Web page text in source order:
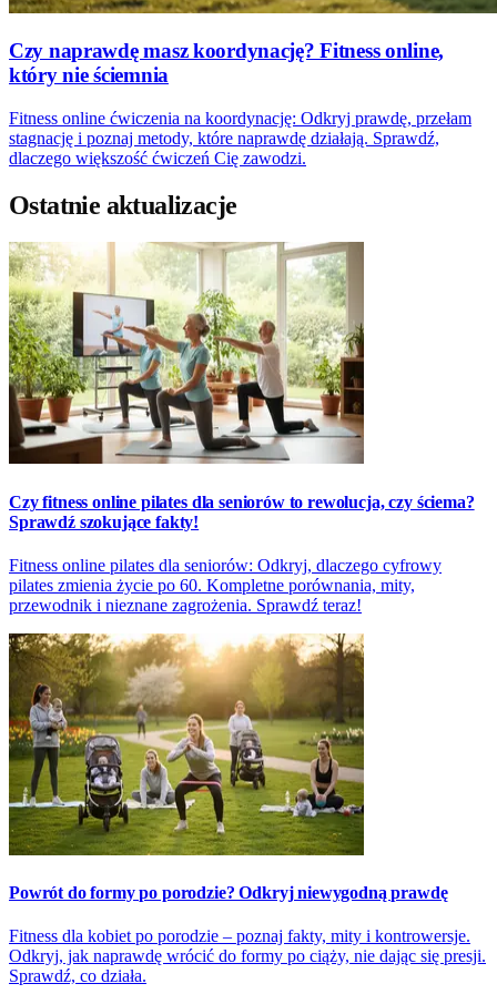
Czy naprawdę masz koordynację? Fitness online,
który nie ściemnia
Fitness online ćwiczenia na koordynację: Odkryj prawdę, przełam
stagnację i poznaj metody, które naprawdę działają. Sprawdź,
dlaczego większość ćwiczeń Cię zawodzi.
Ostatnie aktualizacje
Czy fitness online pilates dla seniorów to rewolucja, czy ściema?
Sprawdź szokujące fakty!
Fitness online pilates dla seniorów: Odkryj, dlaczego cyfrowy
pilates zmienia życie po 60. Kompletne porównania, mity,
przewodnik i nieznane zagrożenia. Sprawdź teraz!
Powrót do formy po porodzie? Odkryj niewygodną prawdę
Fitness dla kobiet po porodzie – poznaj fakty, mity i kontrowersje.
Odkryj, jak naprawdę wrócić do formy po ciąży, nie dając się presji.
Sprawdź, co działa.